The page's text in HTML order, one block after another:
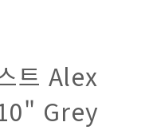
트 Alex
Grey